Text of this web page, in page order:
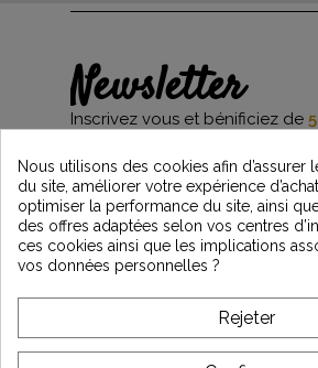
Newsletter
Inscrivez vous et bénificiez de
et restez informés des
Vintage Motors
*Dès 99€ d'achat. En vous abonnant à notre newsletter, vous
l'acceptez.
A PROPOS DE VINTAGE
Nous utilisons des cookies afin
du site, améliorer votre expérience
optimiser la performance du site, ainsi
des offres adaptées selon vos centres
ces cookies ainsi que les implications
vos données personnelles ?
Rejeter